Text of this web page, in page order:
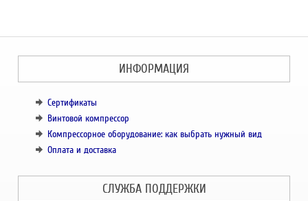
ИНФОРМАЦИЯ
Сертификаты
Винтовой компрессор
Компрессорное оборудование: как выбрать нужный вид
Оплата и доставка
СЛУЖБА ПОДДЕРЖКИ